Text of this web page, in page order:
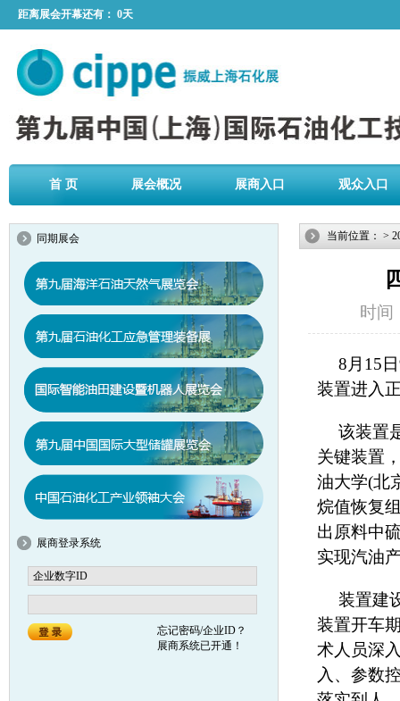
距离展会开幕还有： 0天
首 页 展会概况 展商入口 观众入口
同期展会
展商登录系统
忘记密码/企业ID？
展商系统已开通！
当前位置： >
时间
8月15
装置进入
该装置
关键装置
油大学(北
烷值恢复
出原料中
实现汽油
装置建
装置开车
术人员深
入、参数